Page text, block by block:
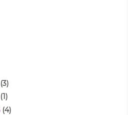
(3)
(1)
(4)